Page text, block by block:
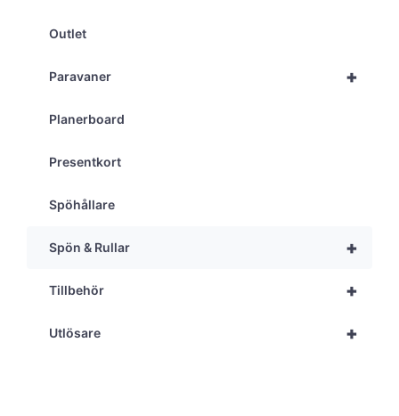
Outlet
+
Paravaner
Planerboard
Presentkort
Spöhållare
+
Spön & Rullar
+
Tillbehör
+
Utlösare